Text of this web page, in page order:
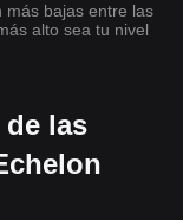
más bajas entre las
alto sea tu nivel
las